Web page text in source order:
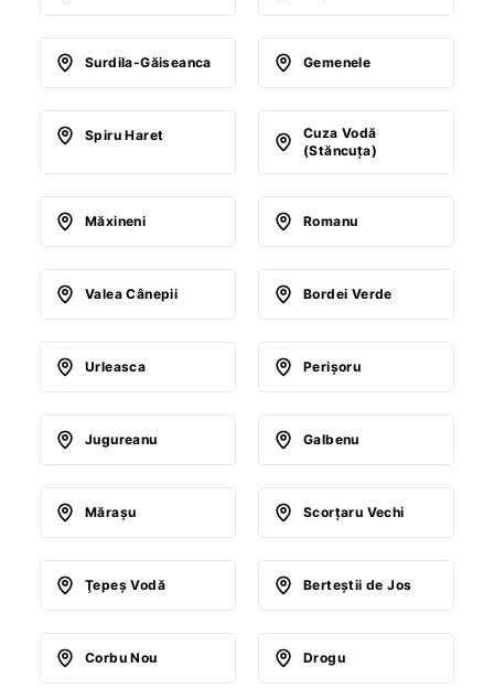
Surdila-Găiseanca Gemenele
Spiru Haret
Cuza Vodă
(Stăncuţa)
Măxineni Romanu
Valea Cânepii Bordei Verde
Urleasca Perişoru
Jugureanu Galbenu
Măraşu Scorţaru Vechi
Ţepeş Vodă Berteştii de Jos
Corbu Nou Drogu